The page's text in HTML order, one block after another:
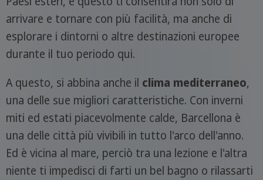
arrivare e tornare con più facilità, ma anche di
esplorare i dintorni o altre destinazioni europee
durante il tuo periodo qui.
A questo, si abbina anche il clima mediterraneo,
una delle sue migliori caratteristiche. Con inverni
miti ed estati piacevolmente calde, Barcellona è
una delle città più vivibili in tutto l'arco dell'anno.
Ed è vicina al mare, perciò tra una lezione e l'altra
niente ti impedisci di farti un bel bagno o rilassarti